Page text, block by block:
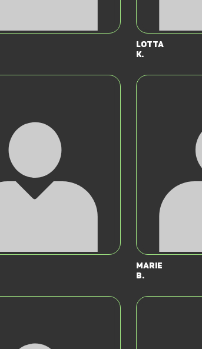
Lotta
K.
Marie
B.